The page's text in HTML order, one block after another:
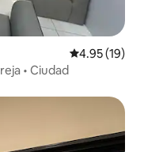
Calificación
4.95 (19)
• Ciudad